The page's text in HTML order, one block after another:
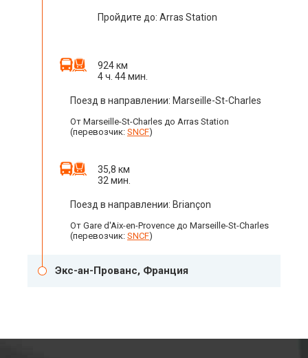
Пройдите до: Arras Station
924 км
4 ч. 44 мин.
Поезд в направлении: Marseille-St-Charles
От Marseille-St-Charles до Arras Station
(перевозчик: SNCF)
35,8 км
32 мин.
Поезд в направлении: Briançon
От Gare d'Aix-en-Provence до Marseille-St-Charles
(перевозчик: SNCF)
Экс-ан-Прованс, Франция